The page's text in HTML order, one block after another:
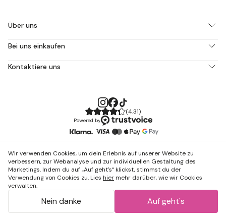
Über uns
Bei uns einkaufen
Kontaktiere uns
(4.31)
Powered by
Wir verwenden Cookies, um dein Erlebnis auf unserer Website zu
verbessern, zur Webanalyse und zur individuellen Gestaltung des
Marketings. Indem du auf „Auf geht's“ klickst, stimmst du der
Verwendung von Cookies zu. Lies hiermehr darüber, wie wir Cookies
verwalten.
Nein danke Auf geht's